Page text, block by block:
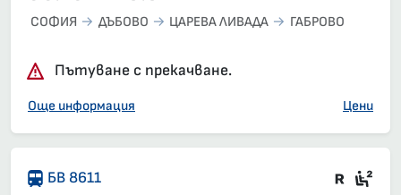
СОФИЯ ДЪБОВО ЦАРЕВА ЛИВАДА ГАБРОВО
Пътуване с прекачване.
Още информация Цени
БВ 8611 Влак